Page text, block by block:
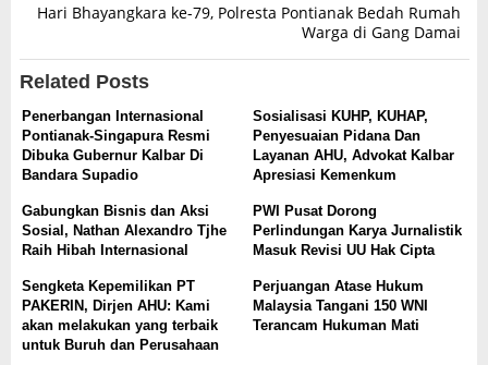
Hari Bhayangkara ke-79, Polresta Pontianak Bedah Rumah
Warga di Gang Damai
Related Posts
Penerbangan Internasional
Pontianak-Singapura Resmi
Dibuka Gubernur Kalbar Di
Bandara Supadio
Sosialisasi KUHP, KUHAP,
Penyesuaian Pidana Dan
Layanan AHU, Advokat Kalbar
Apresiasi Kemenkum
Gabungkan Bisnis dan Aksi
Sosial, Nathan Alexandro Tjhe
Raih Hibah Internasional
PWI Pusat Dorong
Perlindungan Karya Jurnalistik
Masuk Revisi UU Hak Cipta
Sengketa Kepemilikan PT
PAKERIN, Dirjen AHU: Kami
akan melakukan yang terbaik
untuk Buruh dan Perusahaan
Perjuangan Atase Hukum
Malaysia Tangani 150 WNI
Terancam Hukuman Mati